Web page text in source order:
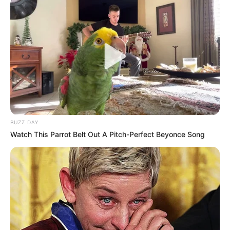
négy szolgát igényelt. Csigák és hevederek
rendszerét szerelték fel, hogy felemeljék. A fizikai
átalakulást ugyanolyan zavaró mentális romlás
kísérte. 1544-ben az udvaroncok olyan
viselkedésről számoltak be, amely meghaladta a
rossz indulatot, belépve az őrület birodalmába.
Henry egész beszélgetéseket folytatott olyan
emberekkel, akik nem voltak ott. Megfigyelték,
A legzavaróbb az áldozatok szellemeivel való
kapcsolata volt. A tanúk arról számoltak be, hogy a
király hirtelen megáll a mondat közepén, arca
elveszíti színét, üresen bámul az űrbe, suttogva,
hogy hagyják békén, mielőtt dühében felrobbanna.
BUZZ DAY
Watch This Parrot Belt Out A Pitch-Perfect Beyonce Song